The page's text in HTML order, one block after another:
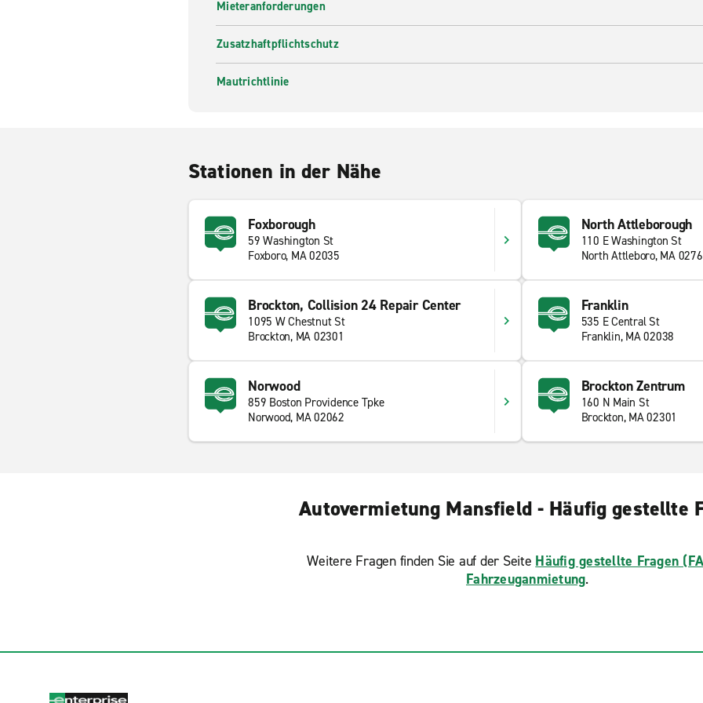
Mieteranforderungen
Zusatzhaftpflichtschutz
Mautrichtlinie
Stationen in der Nähe
Foxborough
59 Washington St
Foxboro, MA 02035
North Attleborough
110 E Washington St
North Attleboro, MA
Brockton, Collision 24 Repair Center
1095 W Chestnut St
Brockton, MA 02301
Franklin
535 E Central St
Franklin, MA 02038
Norwood
859 Boston Providence Tpke
Norwood, MA 02062
Brockton Zentrum
160 N Main St
Brockton, MA 02301
Autovermietung Mansfield - Häufig gestellte
Weitere Fragen finden Sie auf der Seite Häufig gestellte Fragen
Fahrzeuganmietung.